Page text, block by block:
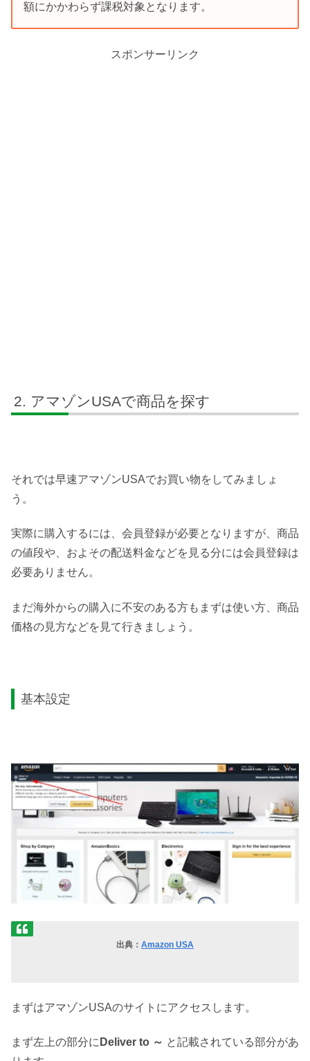
額にかかわらず課税対象となります。
スポンサーリンク
アマゾンUSAで商品を探す
それでは早速アマゾンUSAでお買い物をしてみましょ
う。
実際に購入するには、会員登録が必要となりますが、商品
の値段や、およその配送料金などを見る分には会員登録は
必要ありません。
まだ海外からの購入に不安のある方もまずは使い方、商品
価格の見方などを見て行きましょう。
基本設定
出典： Amazon USA
まずはアマゾンUSAのサイトにアクセスします。
まず左上の部分に Deliver to ～ と記載されている部分があ